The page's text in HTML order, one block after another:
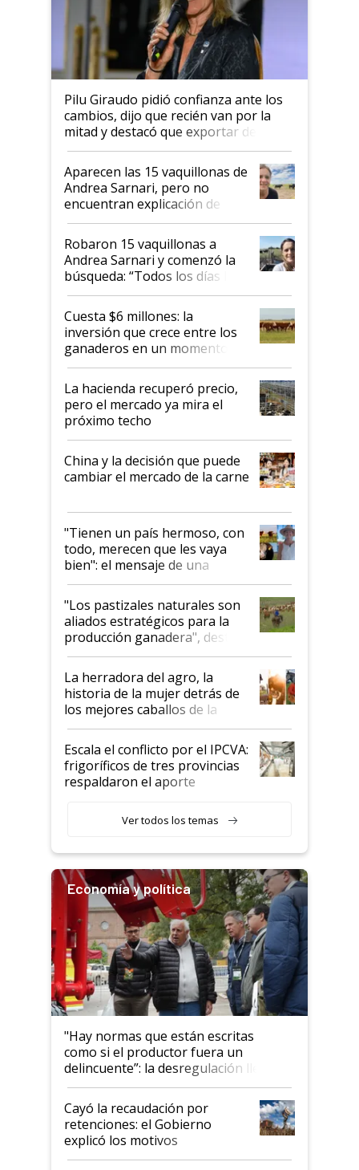
Pilu Giraudo pidió confianza ante los
cambios, dijo que recién van por la
mitad y destacó que exportar dejó de
ser "para unos pocos": "Tenemos un
mandato muy claro del gobierno
nacional"
Aparecen las 15 vaquillonas de
Andrea Sarnari, pero no
encuentran explicación de
cómo llegaron allí
Robaron 15 vaquillonas a
Andrea Sarnari y comenzó la
búsqueda: “Todos los días le
toca a algún productor”
Cuesta $6 millones: la
inversión que crece entre los
ganaderos en un momento
histórico para la actividad
La hacienda recuperó precio,
pero el mercado ya mira el
próximo techo
China y la decisión que puede
cambiar el mercado de la carne
"Tienen un país hermoso, con
todo, merecen que les vaya
bien": el mensaje de una
ganadera uruguaya sobre las
oportunidades que se abren
para el agro en Argentina, con
foco en la carne
"Los pastizales naturales son
aliados estratégicos para la
producción ganadera", destaca
la iniciativa que ya reúne a 46
establecimientos en Argentina
La herradora del agro, la
historia de la mujer detrás de
los mejores caballos de la
Argentina y los mitos que
todavía hacen sufrir a estos
animales: "Mientras me
descalificaban, yo seguí
haciendo currículum"
Escala el conflicto por el IPCVA:
frigoríficos de tres provincias
respaldaron el aporte
Ver todos los temas
Economía y política
"Hay normas que están escritas
como si el productor fuera un
delincuente”: la desregulación llegó
al Congreso Aapresid y hasta se
habló del financiamiento al IPCVA
Cayó la recaudación por
retenciones: el Gobierno
explicó los motivos